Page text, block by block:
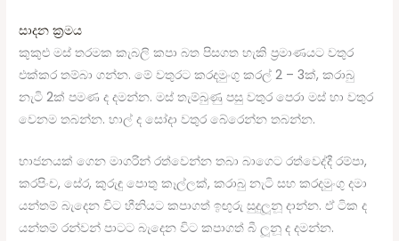
සාදන ක්‍රමය
කුකුළු මස් තරමක කැබලි කපා බත පිසගත හැකි ප්‍රමාණයට වතුර
එක්කර තම්බා ගන්න. මේ වතුරට කරදමුංගු කරල් 2 – 3ක්, කරාබු
නැටි 2ක් පමණ ද දමන්න. මස් තැම්බුණු පසු වතුර පෙරා මස් හා වතුර
වෙනම තබන්න. හාල් ද සෝදා වතුර බේරෙන්න තබන්න.
භාජනයක් ගෙන මාගරින් රත්වෙන්න තබා බාගෙට රත්වෙද්දී රම්පා,
කරපිංච, සේර, කුරුඳු පොතු කෑල්ලක්, කරාබු නැටි සහ කරදමුංගු දමා
යන්තම් බැදෙන විට හීනියට කපාගත් ඉඟුරු සුදුලූනූ දාන්න. ඒ ටික ද
යන්තම් රන්වන් පාටට බැදෙන විට කපාගත් බී ලූනූ ද දමන්න.